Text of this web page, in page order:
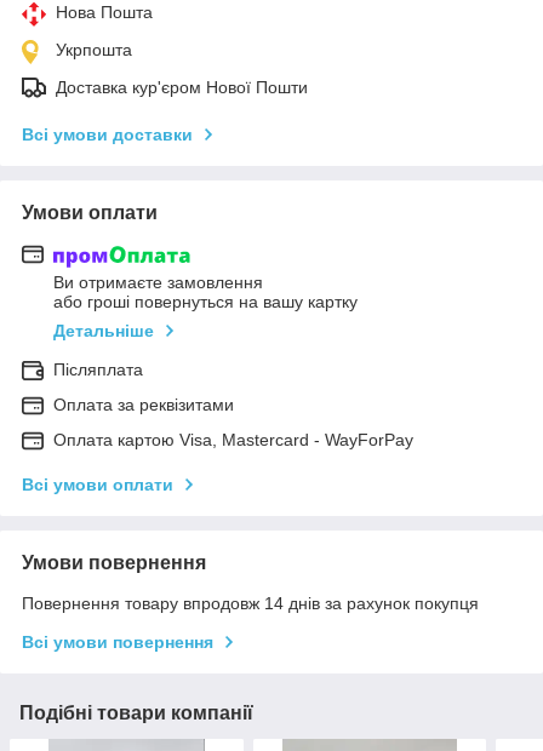
Нова Пошта
Укрпошта
Доставка кур'єром Нової Пошти
Всі умови доставки
Умови оплати
Ви отримаєте замовлення
або гроші повернуться на вашу картку
Детальніше
Післяплата
Оплата за реквізитами
Оплата картою Visa, Mastercard - WayForPay
Всі умови оплати
Умови повернення
Повернення товару впродовж 14 днів за рахунок покупця
Всі умови повернення
Подібні товари компанії